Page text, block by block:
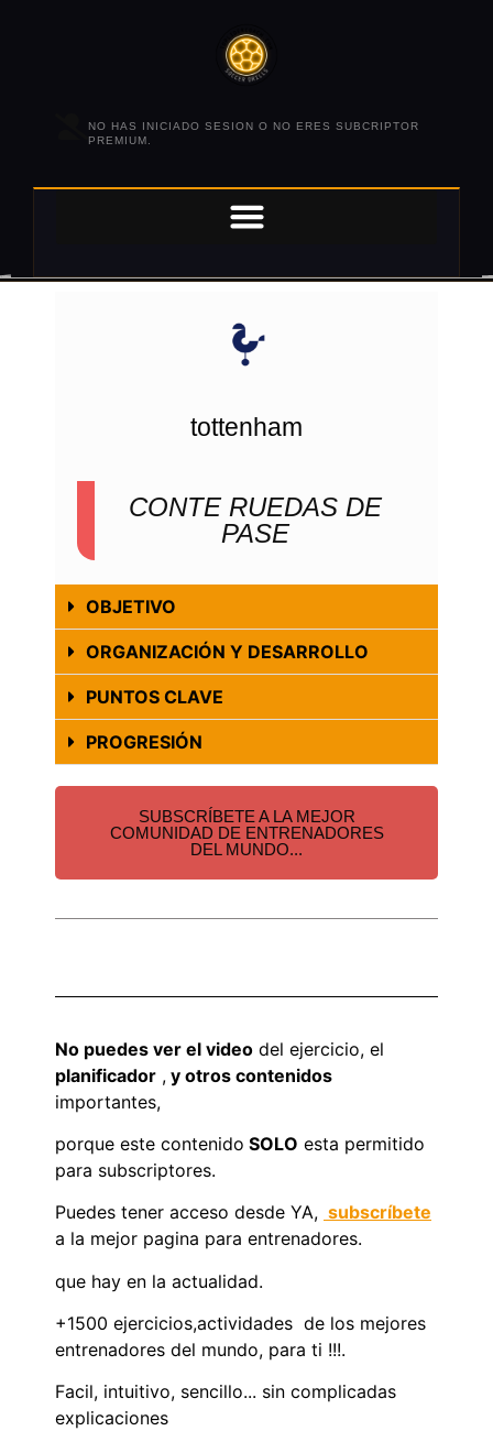
NO HAS INICIADO SESION O NO ERES SUBCRIPTOR
PREMIUM.
tottenham
CONTE RUEDAS DE
PASE
OBJETIVO
ORGANIZACIÓN Y DESARROLLO
PUNTOS CLAVE
PROGRESIÓN
SUBSCRÍBETE A LA MEJOR
COMUNIDAD DE ENTRENADORES
DEL MUNDO...
No puedes ver el video del ejercicio, el
planificador , y otros contenidos
importantes,
porque este contenido SOLO esta permitido
para subscriptores.
Puedes tener acceso desde YA, subscríbete
a la mejor pagina para entrenadores.
que hay en la actualidad.
+1500 ejercicios,actividades de los mejores
entrenadores del mundo, para ti !!!.
Facil, intuitivo, sencillo... sin complicadas
explicaciones